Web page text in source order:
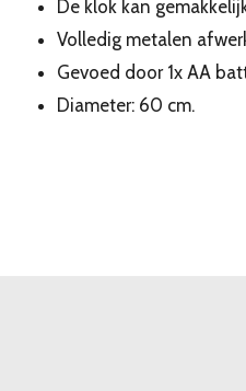
De klok kan
Volledig metalen
Gevoed door 1x AA
Diameter: 60 cm.